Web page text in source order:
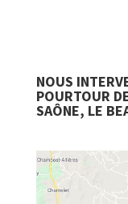
NOUS
POURTOUR
SAÔNE, LE